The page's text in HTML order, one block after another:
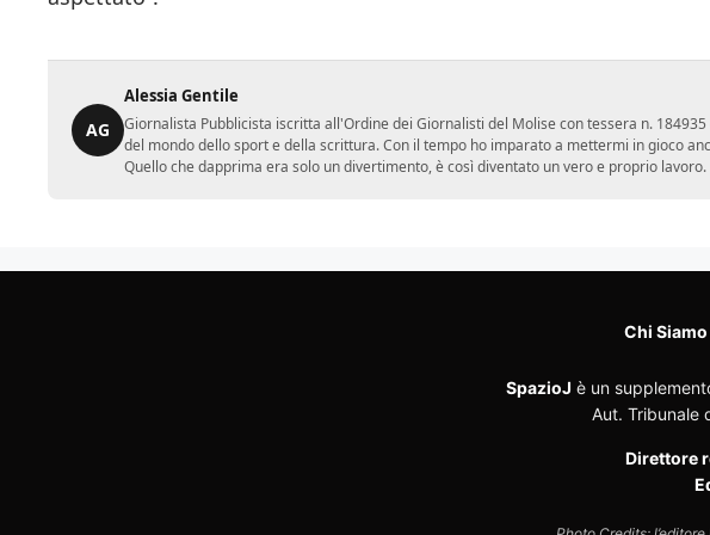
AG
Alessia Gentile
Giornalista Pubblicista iscritta all'Ordine dei Giornalisti del Molise con tessera n.
del mondo dello sport e della scrittura. Con il tempo ho imparato a mettermi in gioco
Quello che dapprima era solo un divertimento, è così diventato un vero e proprio lavoro.
Chi Siamo
SpazioJ è un
Aut. Tribunale
Direttore